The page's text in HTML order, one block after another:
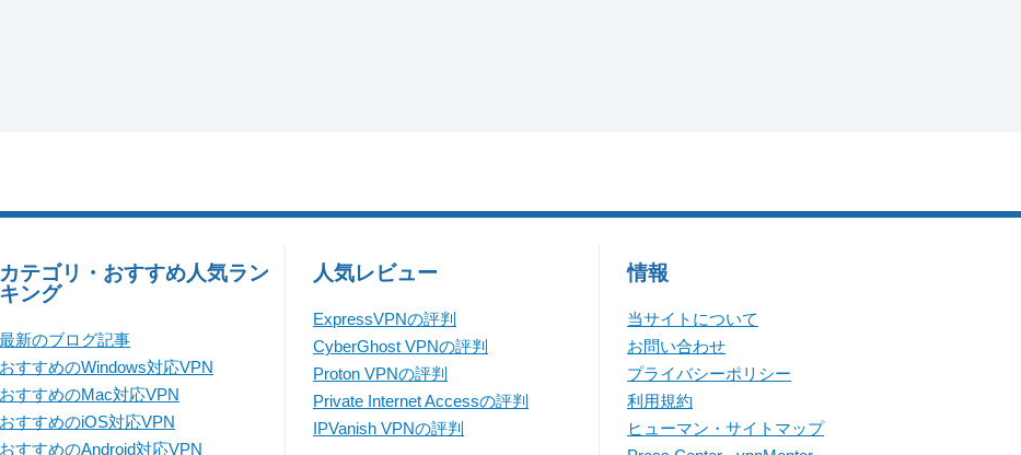
カテゴリ・おすすめ人気ラン
キング
最新のブログ記事
おすすめのWindows対応VPN
おすすめのMac対応VPN
おすすめのiOS対応VPN
おすすめのAndroid対応VPN
人気レビュー
ExpressVPNの評判
CyberGhost VPNの評判
Proton VPNの評判
Private Internet Accessの評判
IPVanish VPNの評判
情報
当サイトについて
お問い合わせ
プライバシーポリシー
利用規約
ヒューマン・サイトマップ